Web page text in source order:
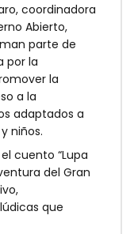
coordinadora
Abierto,
parte de
por la
la
a la
adaptados a
niños.
cuento “Lupa
del Gran
que